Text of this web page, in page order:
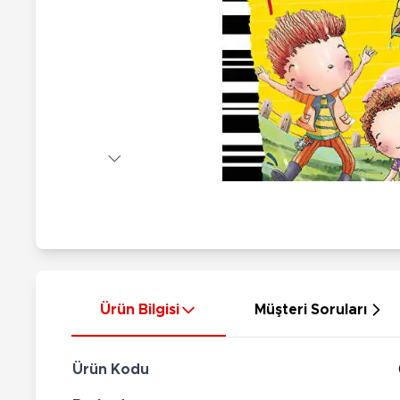
Nerf
Silahlar
Silah Setleri
Kılıç Setleri
Ok Setleri
Ürün Bilgisi Müşteri Soruları
Ürün Kodu